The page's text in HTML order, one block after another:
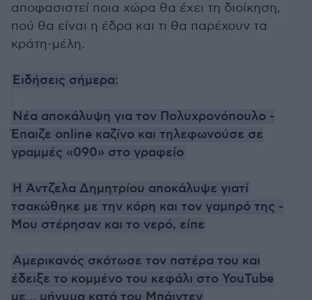
αποφασιστεί ποια χώρα θα έχει τη διοίκηση,
πού θα είναι η έδρα και τι θα παρέχουν τα
κράτη-μέλη.
Ειδήσεις σήμερα:
Νέα αποκάλυψη για τον Πολυχρονόπουλο -
Έπαιζε online καζίνο και τηλεφωνούσε σε
γραμμές «090» στο γραφείο
Η Άντζελα Δημητρίου αποκάλυψε γιατί
τσακώθηκε με την κόρη και τον γαμπρό της -
Μου στέρησαν και το νερό, είπε
Αμερικανός σκότωσε τον πατέρα του και
έδειξε το κομμένο του κεφάλι στο YouTube